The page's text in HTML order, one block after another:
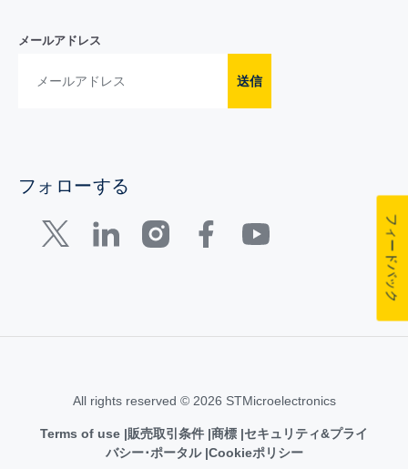
メールアドレス
送信
フォローする
All rights reserved © 2026 STMicroelectronics
Terms of use 販売取引条件 商標 セキュリティ&プライ
バシー･ポータル Cookieポリシー
フィードバック